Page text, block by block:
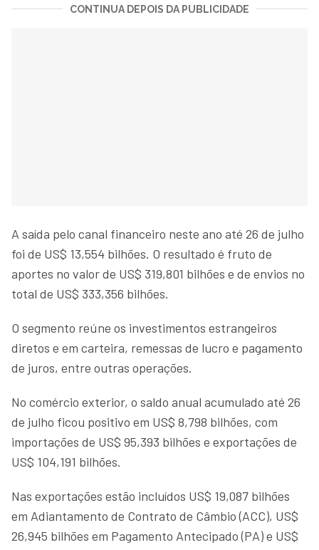
CONTINUA DEPOIS DA PUBLICIDADE
A saída pelo canal financeiro neste ano até 26 de julho
foi de US$ 13,554 bilhões. O resultado é fruto de
aportes no valor de US$ 319,801 bilhões e de envios no
total de US$ 333,356 bilhões.
O segmento reúne os investimentos estrangeiros
diretos e em carteira, remessas de lucro e pagamento
de juros, entre outras operações.
No comércio exterior, o saldo anual acumulado até 26
de julho ficou positivo em US$ 8,798 bilhões, com
importações de US$ 95,393 bilhões e exportações de
US$ 104,191 bilhões.
Nas exportações estão incluídos US$ 19,087 bilhões
em Adiantamento de Contrato de Câmbio (ACC), US$
26,945 bilhões em Pagamento Antecipado (PA) e US$